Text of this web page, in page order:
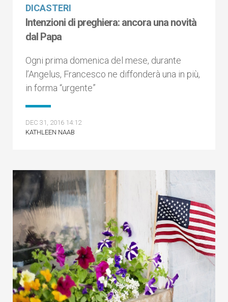
DICASTERI
Intenzioni di preghiera: ancora una novità
dal Papa
Ogni prima domenica del mese, durante
l’Angelus, Francesco ne diffonderà una in più,
in forma “urgente”
DEC 31, 2016 14:12
KATHLEEN NAAB